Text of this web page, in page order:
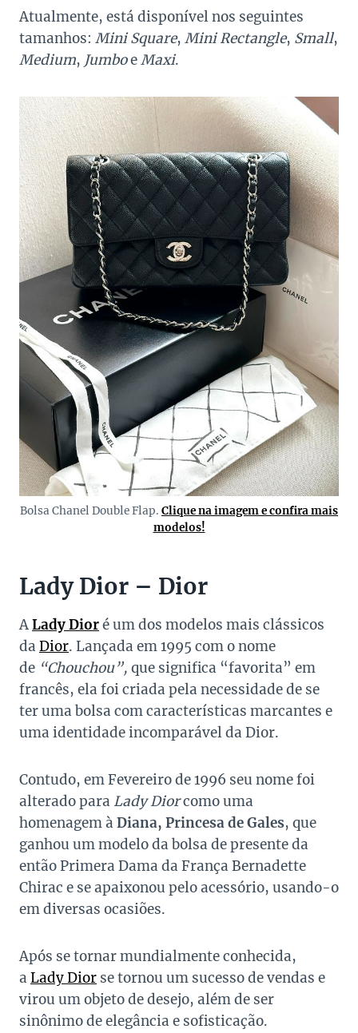
Atualmente, está disponível nos seguintes
tamanhos: Mini Square, Mini Rectangle, Small,
Medium, JumboeMaxi.
Bolsa Chanel Double Flap. Clique na imagem e confira mais
modelos!
Lady Dior – Dior
ALady Dioré um dos modelos mais clássicos
da Dior. Lançada em 1995 com o nome
de “Chouchou”, que significa “favorita” em
francês, ela foi criada pela necessidade de se
ter uma bolsa com características marcantes e
uma identidade incomparável da Dior.
Contudo, em Fevereiro de 1996 seu nome foi
alterado para Lady Diorcomo uma
homenagem à Diana, Princesa de Gales, que
ganhou um modelo da bolsa de presente da
então Primera Dama da França Bernadette
Chirac e se apaixonou pelo acessório, usando-o
em diversas ocasiões.
Após se tornar mundialmente conhecida,
a Lady Dior se tornou um sucesso de vendas e
virou um objeto de desejo, além de ser
sinônimo de elegância e sofisticação.